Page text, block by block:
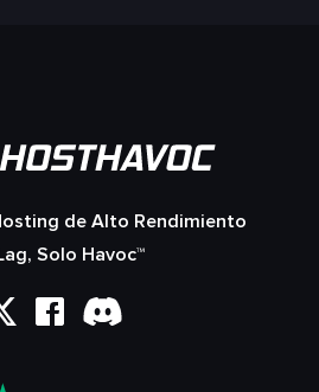
de Alto Rendimiento
Solo Havoc™